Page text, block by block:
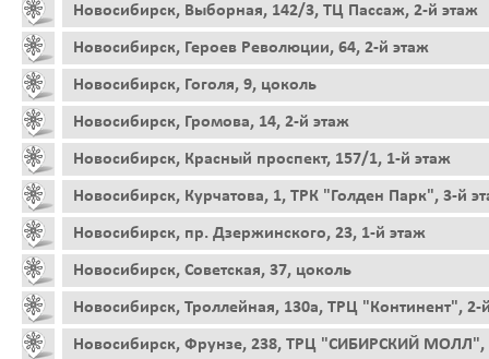
Новосибирск, Выборная, 142/3, ТЦ Пассаж, 2-й этаж
Новосибирск, Героев Революции, 64, 2-й этаж
Новосибирск, Гоголя, 9, цоколь
Новосибирск, Громова, 14, 2-й этаж
Новосибирск, Красный проспект, 157/1, 1-й этаж
Новосибирск, Курчатова, 1, ТРК "Голден Парк", 3-й
Новосибирск, пр. Дзержинского, 23, 1-й этаж
Новосибирск, Советская, 37, цоколь
Новосибирск, Троллейная, 130а, ТРЦ "Континент", 2-
Новосибирск, Фрунзе, 238, ТРЦ "СИБИРСКИЙ МОЛЛ",